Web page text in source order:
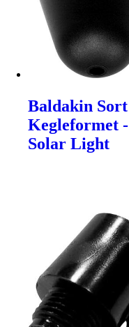
Baldakin Sort
Kegleformet -
Solar Light